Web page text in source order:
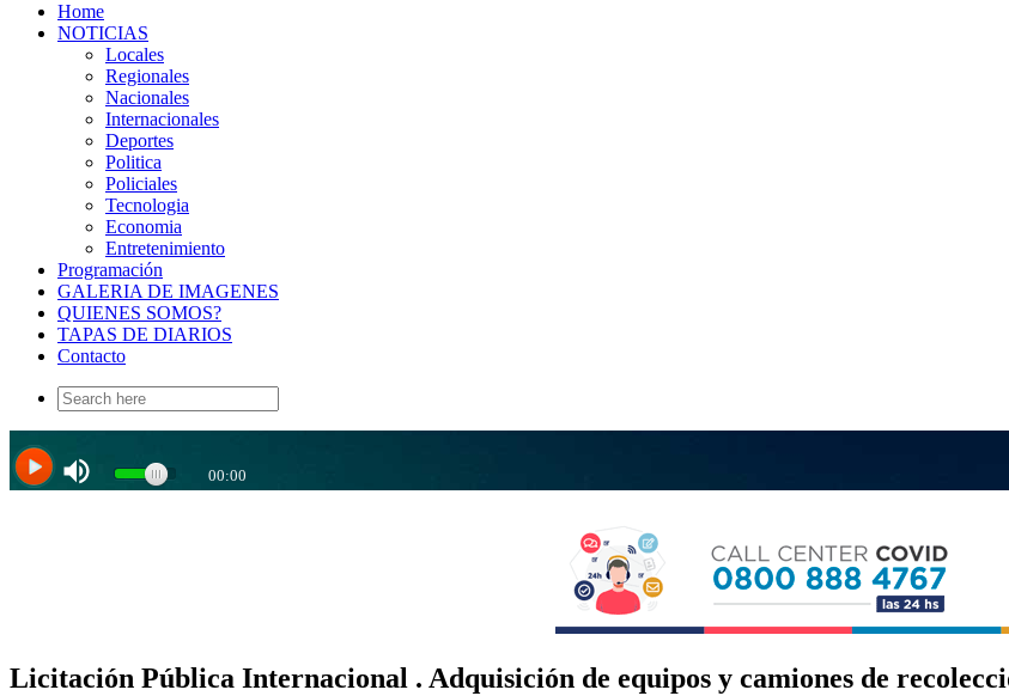
Home
NOTICIAS
Locales
Regionales
Nacionales
Internacionales
Deportes
Politica
Policiales
Tecnologia
Economia
Entretenimiento
Programación
GALERIA DE IMAGENES
QUIENES SOMOS?
TAPAS DE DIARIOS
Contacto
Search
for:
Licitación Pública Internacional . Adquisición de equipos y camiones de